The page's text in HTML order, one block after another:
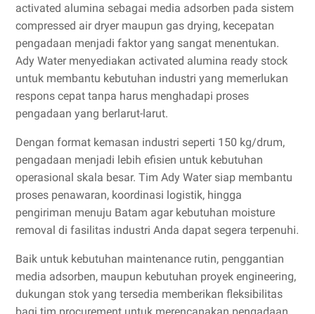
activated alumina sebagai media adsorben pada sistem
compressed air dryer maupun gas drying, kecepatan
pengadaan menjadi faktor yang sangat menentukan.
Ady Water menyediakan activated alumina ready stock
untuk membantu kebutuhan industri yang memerlukan
respons cepat tanpa harus menghadapi proses
pengadaan yang berlarut-larut.
Dengan format kemasan industri seperti 150 kg/drum,
pengadaan menjadi lebih efisien untuk kebutuhan
operasional skala besar. Tim Ady Water siap membantu
proses penawaran, koordinasi logistik, hingga
pengiriman menuju Batam agar kebutuhan moisture
removal di fasilitas industri Anda dapat segera terpenuhi.
Baik untuk kebutuhan maintenance rutin, penggantian
media adsorben, maupun kebutuhan proyek engineering,
dukungan stok yang tersedia memberikan fleksibilitas